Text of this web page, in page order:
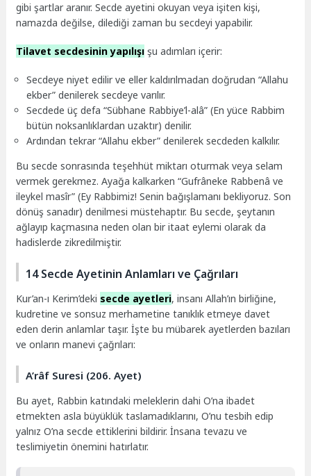
gibi şartlar aranır. Secde ayetini okuyan veya işiten kişi,
namazda değilse, dilediği zaman bu secdeyi yapabilir.
Tilavet secdesinin yapılışı şu adımları içerir:
Secdeye niyet edilir ve eller kaldırılmadan doğrudan “Allahu
ekber” denilerek secdeye varılır.
Secdede üç defa “Sübhane Rabbiye’l-alâ” (En yüce Rabbim
bütün noksanlıklardan uzaktır) denilir.
Ardından tekrar “Allahu ekber” denilerek secdeden kalkılır.
Bu secde sonrasında teşehhüt miktarı oturmak veya selam
vermek gerekmez. Ayağa kalkarken “Gufrâneke Rabbenâ ve
ileykel masîr” (Ey Rabbimiz! Senin bağışlamanı bekliyoruz. Son
dönüş sanadır) denilmesi müstehaptır. Bu secde, şeytanın
ağlayıp kaçmasına neden olan bir itaat eylemi olarak da
hadislerde zikredilmiştir.
14 Secde Ayetinin Anlamları ve Çağrıları
Kur’an-ı Kerim’deki secde ayetleri, insanı Allah’ın birliğine,
kudretine ve sonsuz merhametine tanıklık etmeye davet
eden derin anlamlar taşır. İşte bu mübarek ayetlerden bazıları
ve onların manevi çağrıları:
A’râf Suresi (206. Ayet)
Bu ayet, Rabbin katındaki meleklerin dahi O’na ibadet
etmekten asla büyüklük taslamadıklarını, O’nu tesbih edip
yalnız O’na secde ettiklerini bildirir. İnsana tevazu ve
teslimiyetin önemini hatırlatır.